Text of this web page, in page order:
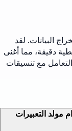
البيانات. لقد
دقيقة، مما أغنى
مع تنسيقات
مولد التعبيرات